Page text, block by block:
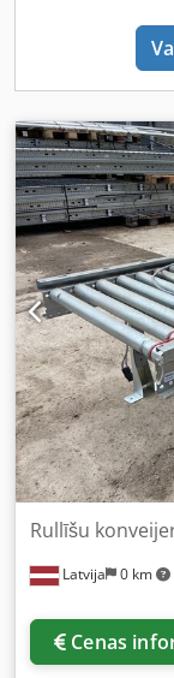
Latvija 0 km
Rullīšu
Cenas